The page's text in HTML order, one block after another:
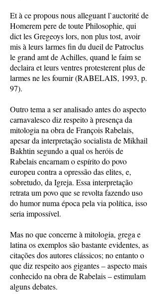
Et à ce propous nous alleguant l`auctorité de
Homerem pere de toute Philosophie, qui
dict les Gregeoys lors, non plus tost, avoir
mis à leurs larmes fin du dueil de Patroclus
le grand amt de Achilles, quand le faim se
declaira et leurs ventres protesterent plus de
larmes ne les fournir (RABELAIS, 1993, p.
97).
Outro tema a ser analisado antes do aspecto
carnavalesco diz respeito à presença da
mitologia na obra de François Rabelais,
apesar da interpretação socialista de Mikhail
Bakhtin segundo a qual os heróis de
Rabelais encarnam o espírito do povo
europeu contra a opressão das elites, e,
sobretudo, da Igreja. Essa interpretação
retrata um povo que se revolta fazendo uso
do humor numa época pela via política, isso
seria impossível.
Mas no que concerne à mitologia, grega e
latina os exemplos são bastante evidentes, as
citações dos autores clássicos; no entanto o
que diz respeito aos gigantes – aspecto mais
conhecido na obra de Rabelais – estimulam
alguns debates.